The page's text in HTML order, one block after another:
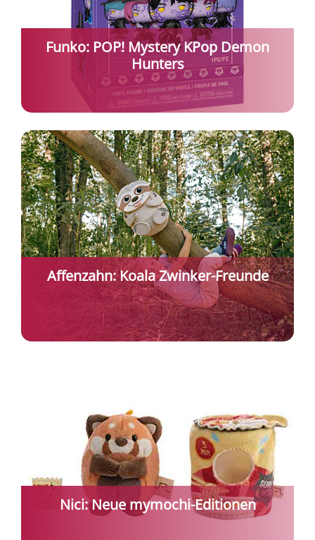
Funko: POP! Mystery KPop Demon
Hunters
Affenzahn: Koala Zwinker-Freunde
Nici: Neue mymochi-Editionen